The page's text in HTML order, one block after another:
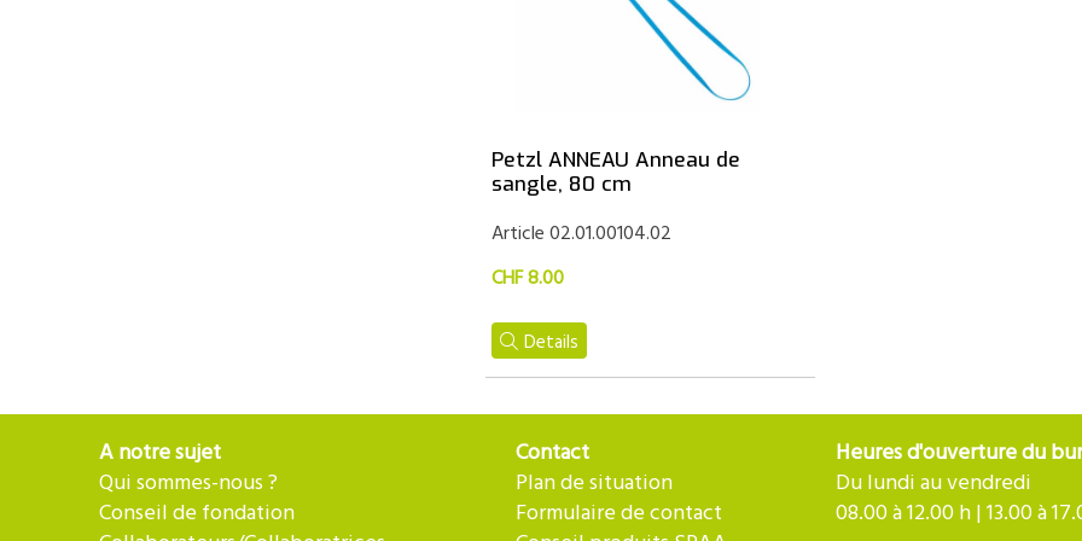
Petzl ANNEAU Anneau de
sangle, 80 cm
Article 02.01.00104.02
CHF 8.00
Details
A notre sujet
Qui sommes-nous ?
Conseil de fondation
Contact
Plan de situation
Formulaire de contact
Heures d'ouverture du
Du lundi au vendredi
08.00 à 12.00 h | 13.00 à